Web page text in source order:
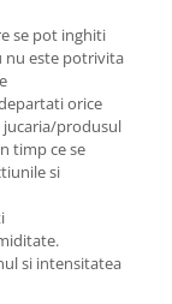
se pot inghiti
nu este potrivita
orice
jucaria/produsul
timp ce se
si
si intensitatea